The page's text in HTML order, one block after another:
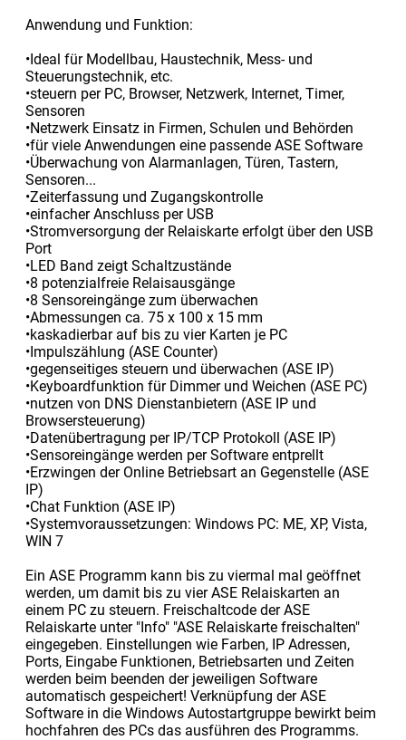
Anwendung und Funktion:
•Ideal für Modellbau, Haustechnik, Mess- und
Steuerungstechnik, etc.
•steuern per PC, Browser, Netzwerk, Internet, Timer,
Sensoren
•Netzwerk Einsatz in Firmen, Schulen und Behörden
•für viele Anwendungen eine passende ASE Software
•Überwachung von Alarmanlagen, Türen, Tastern,
Sensoren...
•Zeiterfassung und Zugangskontrolle
•einfacher Anschluss per USB
•Stromversorgung der Relaiskarte erfolgt über den USB
Port
•LED Band zeigt Schaltzustände
•8 potenzialfreie Relaisausgänge
•8 Sensoreingänge zum überwachen
•Abmessungen ca. 75 x 100 x 15 mm
•kaskadierbar auf bis zu vier Karten je PC
•Impulszählung (ASE Counter)
•gegenseitiges steuern und überwachen (ASE IP)
•Keyboardfunktion für Dimmer und Weichen (ASE PC)
•nutzen von DNS Dienstanbietern (ASE IP und
Browsersteuerung)
•Datenübertragung per IP/TCP Protokoll (ASE IP)
•Sensoreingänge werden per Software entprellt
•Erzwingen der Online Betriebsart an Gegenstelle (ASE
IP)
•Chat Funktion (ASE IP)
•Systemvoraussetzungen: Windows PC: ME, XP, Vista,
WIN 7
Ein ASE Programm kann bis zu viermal mal geöffnet
werden, um damit bis zu vier ASE Relaiskarten an
einem PC zu steuern. Freischaltcode der ASE
Relaiskarte unter "Info" "ASE Relaiskarte freischalten"
eingegeben. Einstellungen wie Farben, IP Adressen,
Ports, Eingabe Funktionen, Betriebsarten und Zeiten
werden beim beenden der jeweiligen Software
automatisch gespeichert! Verknüpfung der ASE
Software in die Windows Autostartgruppe bewirkt beim
hochfahren des PCs das ausführen des Programms.